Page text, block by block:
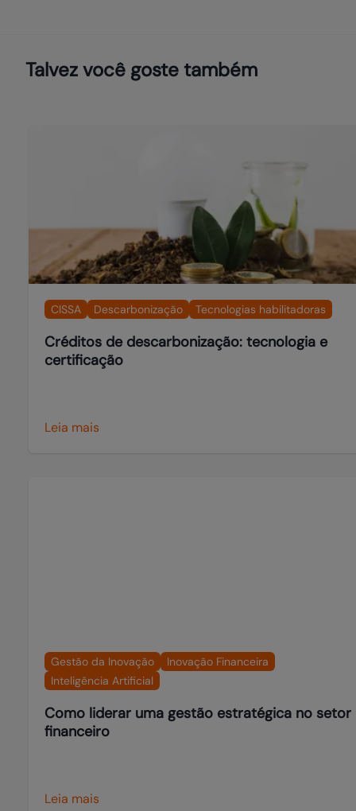
Talvez você goste também
CISSA Descarbonização Tecnologias habilitadoras
Créditos de descarbonização: tecnologia e
certificação
Leia mais
Gestão da Inovação
Inovação Financeira
Inteligência Artificial
Como liderar uma gestão estratégica no setor
financeiro
Leia mais